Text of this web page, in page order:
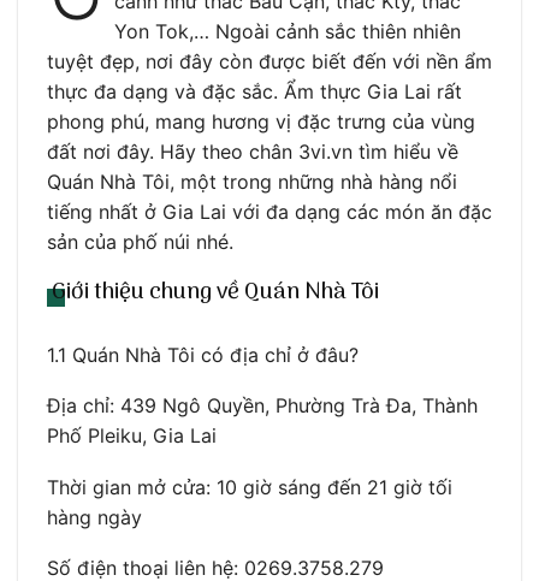
Yon Tok,… Ngoài cảnh sắc thiên nhiên
tuyệt đẹp, nơi đây còn được biết đến với nền ẩm
thực đa dạng và đặc sắc. Ẩm thực Gia Lai rất
phong phú, mang hương vị đặc trưng của vùng
đất nơi đây. Hãy theo chân 3vi.vn tìm hiểu về
Quán Nhà Tôi, một trong những nhà hàng nổi
tiếng nhất ở Gia Lai với đa dạng các món ăn đặc
sản của phố núi nhé.
Giới thiệu chung về Quán Nhà Tôi
1.1 Quán Nhà Tôi có địa chỉ ở đâu?
Địa chỉ: 439 Ngô Quyền, Phường Trà Đa, Thành
Phố Pleiku, Gia Lai
Thời gian mở cửa: 10 giờ sáng đến 21 giờ tối
hàng ngày
Số điện thoại liên hệ: 0269.3758.279